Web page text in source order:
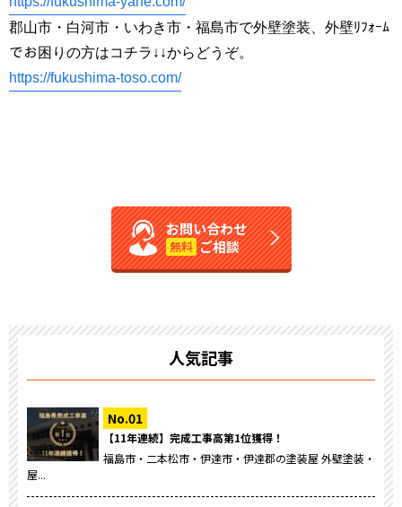
郡山市・白河市・いわき市・福島市で外壁塗装、外壁ﾘﾌｫｰﾑ
でお困りの方はコチラ↓↓からどうぞ。
https://fukushima-toso.com/
お問い合わせ
無料 ご相談
人気記事
【11年連続】完成工事高第1位獲得！
福島市・二本松市・伊達市・伊達郡の塗装屋 外壁塗装・
屋...